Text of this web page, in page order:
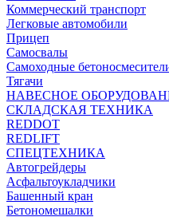
Коммерческий транспорт
Легковые автомобили
Прицеп
Самосвалы
Самоходные
Тягачи
НАВЕСНОЕ
СКЛАДСКАЯ ТЕХНИКА
REDDOT
REDLIFT
СПЕЦТЕХНИКА
Автогрейдеры
Асфальтоукладчики
Башенный кран
Бетономешалки